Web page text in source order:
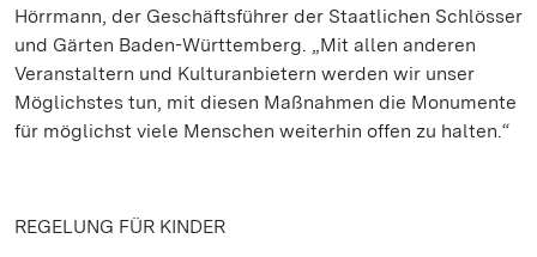
Hörrmann, der Geschäftsführer der Staatlichen Schlösser
und Gärten Baden-Württemberg. „Mit allen anderen
Veranstaltern und Kulturanbietern werden wir unser
Möglichstes tun, mit diesen Maßnahmen die Monumente
für möglichst viele Menschen weiterhin offen zu halten.“
REGELUNG FÜR KINDER